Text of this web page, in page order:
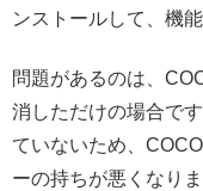
ンストールして、機
問題があるのは、
消しただけの場合で
ていないため、
ーの持ちが悪くなりま